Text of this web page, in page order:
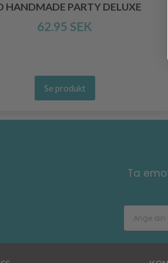
HANDMADE PARTY DELUXE
62.95 SEK
Se produkt
Ta